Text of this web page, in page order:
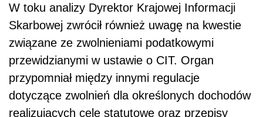
W toku analizy Dyrektor Krajowej Informacji
Skarbowej zwrócił również uwagę na kwestie
związane ze zwolnieniami podatkowymi
przewidzianymi w ustawie o CIT. Organ
przypomniał między innymi regulacje
dotyczące zwolnień dla określonych dochodów
realizujących cele statutowe oraz przepisy